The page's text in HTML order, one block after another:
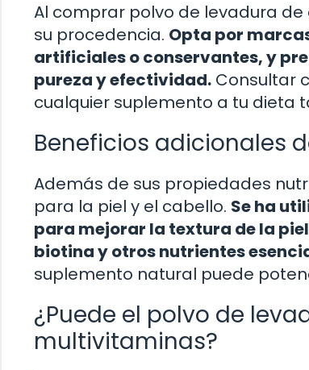
Al comprar polvo de levadura
su procedencia. Opta por
artificiales o conservantes, y
pureza y efectividad. Consultar
cualquier suplemento a tu dieta
Beneficios adicionales
Además de sus propiedades
para la piel y el cabello. Se ha
para mejorar la textura de la
biotina y otros nutrientes
suplemento natural puede
¿Puede el polvo de
multivitaminas?